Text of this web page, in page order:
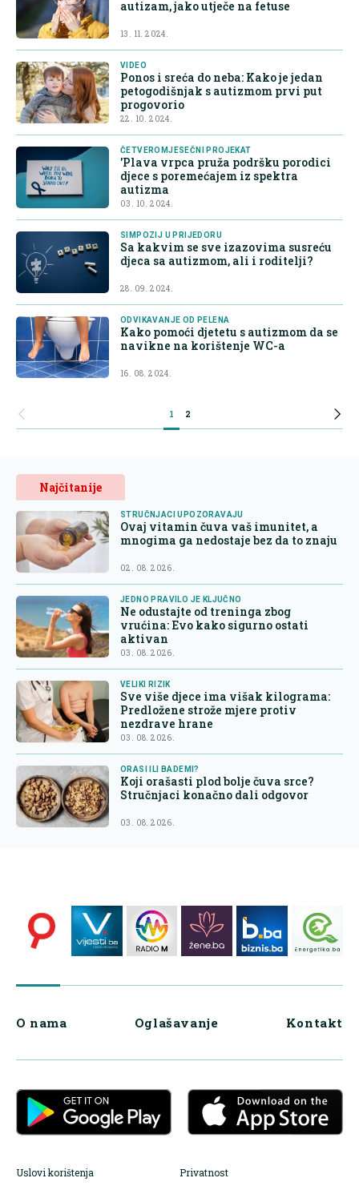
autizam, jako utječe na fetuse
13. 11. 2024.
VIDEO
Ponos i sreća do neba: Kako je jedan
petogodišnjak s autizmom prvi put
progovorio
22. 10. 2024.
ČETVEROMJESEČNI PROJEKAT
'Plava vrpca pruža podršku porodici
djece s poremećajem iz spektra
autizma
03. 10. 2024.
SIMPOZIJ U PRIJEDORU
Sa kakvim se sve izazovima susreću
djeca sa autizmom, ali i roditelji?
28. 09. 2024.
ODVIKAVANJE OD PELENA
Kako pomoći djetetu s autizmom da se
navikne na korištenje WC-a
16. 08. 2024.
1 2
Najčitanije
STRUČNJACI UPOZORAVAJU
Ovaj vitamin čuva vaš imunitet, a
mnogima ga nedostaje bez da to znaju
02. 08. 2026.
JEDNO PRAVILO JE KLJUČNO
Ne odustajte od treninga zbog
vrućina: Evo kako sigurno ostati
aktivan
03. 08. 2026.
VELIKI RIZIK
Sve više djece ima višak kilograma:
Predložene strože mjere protiv
nezdrave hrane
03. 08. 2026.
ORASI ILI BADEMI?
Koji orašasti plod bolje čuva srce?
Stručnjaci konačno dali odgovor
03. 08. 2026.
O nama Oglašavanje Kontakt
Uslovi korištenja Privatnost